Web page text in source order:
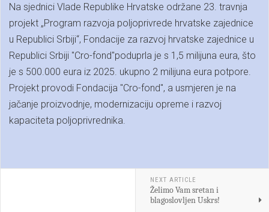
Na sjednici Vlade Republike Hrvatske održane 23. travnja
projekt „Program razvoja poljoprivrede hrvatske zajednice
u Republici Srbiji“, Fondacije za razvoj hrvatske zajednice u
Republici Srbiji "Cro-fond"poduprla je s 1,5 milijuna eura, što
je s 500.000 eura iz 2025. ukupno 2 milijuna eura potpore.
Projekt provodi Fondacija "Cro-fond", a usmjeren je na
jačanje proizvodnje, modernizaciju opreme i razvoj
kapaciteta poljoprivrednika.
NEXT ARTICLE
Želimo Vam sretan i
blagoslovljen Uskrs!